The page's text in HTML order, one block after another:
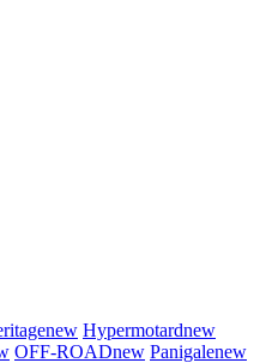
new Hypermotardnew
OFF-ROADnew Panigalenew